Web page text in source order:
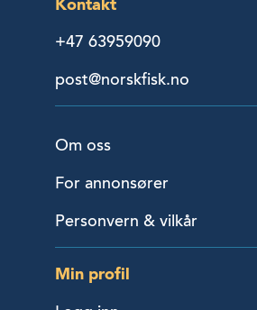
Kontakt
+47 63959090
post@norskfisk.no
Om oss
For annonsører
Personvern & vilkår
Min profil